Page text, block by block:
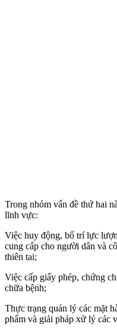
Trong nhóm vấn đề thứ hai
lĩnh vực:
Việc huy động, bố trí lực
cung cấp cho người dân và
thiên tai;
Việc cấp giấy phép, chứng
chữa bệnh;
Thực trạng quản lý các mặt
phẩm và giải pháp xử lý các